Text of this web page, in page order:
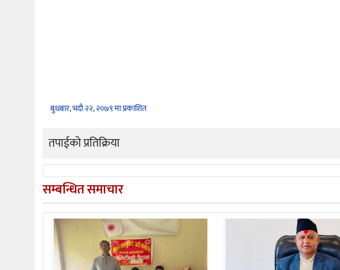
बुधबार, भदौ २२, २०७९ मा प्रकाशित
तपाईको प्रतिक्रिया
सम्बन्धित समाचार